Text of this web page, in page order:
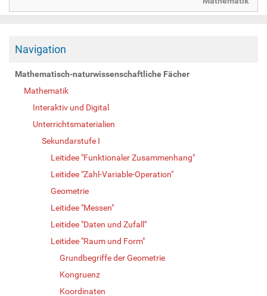
Navigation
Mathematisch-naturwissenschaftliche Fächer
Mathematik
Interaktiv und Digital
Unterrichtsmaterialien
Sekundarstufe I
Leitidee "Funktionaler Zusammenhang"
Leitidee "Zahl-Variable-Operation"
Geometrie
Leitidee "Messen"
Leitidee "Daten und Zufall"
Leitidee "Raum und Form"
Grundbegriffe der Geometrie
Kongruenz
Koordinaten